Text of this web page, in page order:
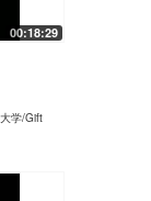
00:18:29
学/Gift